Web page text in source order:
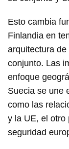
Esto cambia
Finlandia en
arquitectura
conjunto. Las
enfoque
Suecia se une
como las
y la UE, el otro
seguridad